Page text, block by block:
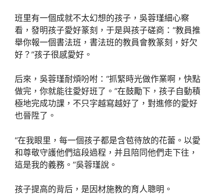
班里有一個成就不太幻想的孩子，吳蓉瑾細心察
看，發明孩子愛好篆刻，于是與孩子磋商：“教員推
舉你報一個書法班，書法班的教員會教篆刻，好欠
好？”孩子很感愛好。
后來，吳蓉瑾耐煩吩咐：“抓緊時光做作業啊，快點
做完，你就能往愛好班了。”在鼓勵下，孩子自動積
極地完成功課，不只字越寫越好了，對進修的愛好
也晉陞了。
“在我眼里，每一個孩子都是含苞待放的花蕾。以愛
和尊敬守護他們這段過程，并且陪同他們走下往，
這是我的義務。”吳蓉瑾說。
孩子提高的背后，是因材施教的育人聰明。